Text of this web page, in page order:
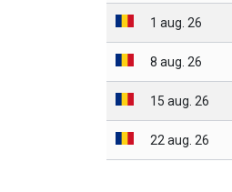
1 aug. 26
8 aug. 26
15 aug. 26
22 aug. 26